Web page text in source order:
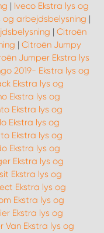
| Iveco Ekstra lys og
og arbejdsbelysning |
| Citroën
| Citroën Jumpy
Jumper Ekstra lys
2019- Ekstra lys og
Ekstra lys og
Ekstra lys og
Ekstra lys og
Ekstra lys og
Ekstra lys og
Ekstra lys og
Ekstra lys og
Ekstra lys og
Ekstra lys og
Ekstra lys og
Ekstra lys og
Van Ekstra lys og